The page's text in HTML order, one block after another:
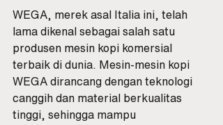
WEGA, merek asal Italia ini, telah
lama dikenal sebagai salah satu
produsen mesin kopi komersial
terbaik di dunia. Mesin-mesin kopi
WEGA dirancang dengan teknologi
canggih dan material berkualitas
tinggi, sehingga mampu